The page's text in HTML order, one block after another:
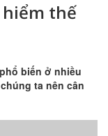
hiểm thế
biến ở nhiều
ta nên cân